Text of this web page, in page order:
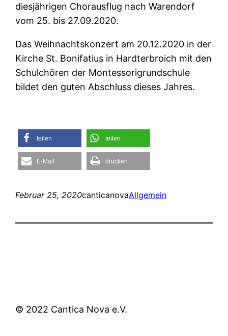
diesjährigen Chorausflug nach Warendorf
vom 25. bis 27.09.2020.
Das Weihnachtskonzert am 20.12.2020 in der
Kirche St. Bonifatius in Hardterbroich mit den
Schulchören der Montessorigrundschule
bildet den guten Abschluss dieses Jahres.
teilen teilen
E-Mail drucken
Februar 25, 2020canticanovaAllgemein
© 2022 Cantica Nova e.V.